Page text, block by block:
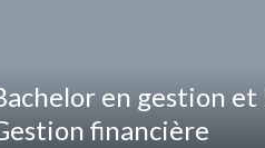
en gestion
financière